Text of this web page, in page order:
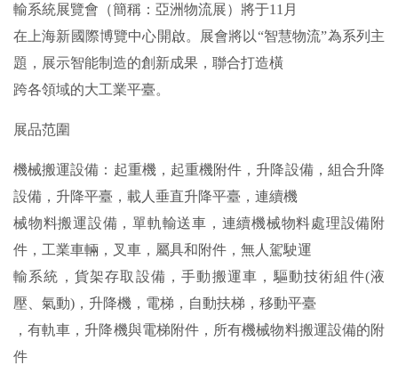
輸系統展覽會（簡稱：亞洲物流展）將于11月
在上海新國際博覽中心開啟。展會將以“智慧物流”為系列主
題，展示智能制造的創新成果，聯合打造橫
跨各領域的大工業平臺。
展品范圍
機械搬運設備：起重機，起重機附件，升降設備，組合升降
設備，升降平臺，載人垂直升降平臺，連續機
械物料搬運設備，單軌輸送車，連續機械物料處理設備附
件，工業車輛，叉車，屬具和附件，無人駕駛運
輸系統，貨架存取設備，手動搬運車，驅動技術組件(液
壓、氣動)，升降機，電梯，自動扶梯，移動平臺
，有軌車，升降機與電梯附件，所有機械物料搬運設備的附
件